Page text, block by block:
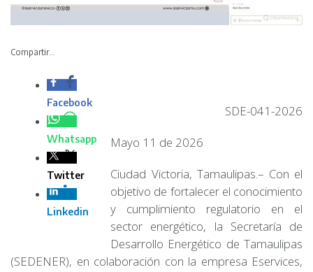
SDE-041-2026
Mayo 11 de 2026
Ciudad Victoria, Tamaulipas.– Con el objetivo de
fortalecer el conocimiento y cumplimiento regulatorio en
el sector energético, la Secretaría de Desarrollo
Energético de Tamaulipas (SEDENER), en colaboración
con la empresa Eservices, invita a empresarios,
gasolineros, estaciones de servicio y público interesado a